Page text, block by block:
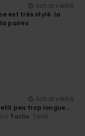
Achat vérifié
est très stylé. la
paires
Achat vérifié
peu trop longue…
/5 Taille: Taille